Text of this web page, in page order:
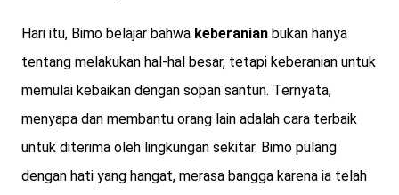
Hari itu, Bimo belajar bahwa keberanian bukan hanya
tentang melakukan hal-hal besar, tetapi keberanian untuk
memulai kebaikan dengan sopan santun. Ternyata,
menyapa dan membantu orang lain adalah cara terbaik
untuk diterima oleh lingkungan sekitar. Bimo pulang
dengan hati yang hangat, merasa bangga karena ia telah